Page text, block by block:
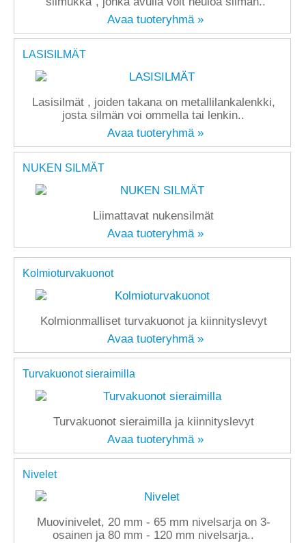
Avaa tuoteryhmä »
LASISILMÄT
Lasisilmät , joiden takana on metallilankalenkki,
josta silmän voi ommella tai lenkin..
Avaa tuoteryhmä »
NUKEN SILMÄT
Liimattavat nukensilmät
Avaa tuoteryhmä »
Kolmioturvakuonot
Kolmionmalliset turvakuonot ja kiinnityslevyt
Avaa tuoteryhmä »
Turvakuonot sieraimilla
Turvakuonot sieraimilla ja kiinnityslevyt
Avaa tuoteryhmä »
Nivelet
Muovinivelet, 20 mm - 65 mm nivelsarja on 3-
osainen ja 80 mm - 120 mm nivelsarja..